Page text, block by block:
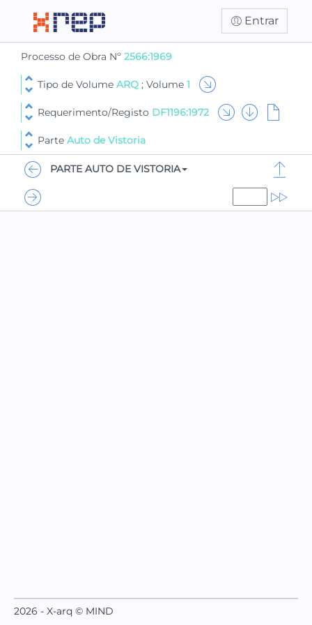
Entrar
Processo de Obra Nº 2566:1969
Tipo de Volume ARQ ; Volume 1
Requerimento/Registo DF1196:1972
Parte Auto de Vistoria
PARTE AUTO DE VISTORIA
2026 - X-arq © MIND